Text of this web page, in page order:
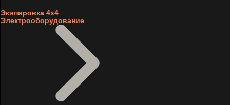
Экипировка 4х4
Электрооборудование